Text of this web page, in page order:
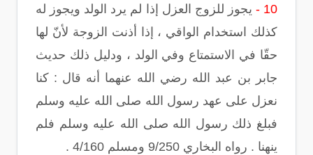
10 -
يجوز للزوج العزل إذا لم يرد الولد ويجوز له
كذلك استخدام الواقي ، إذا أذنت الزوجة لأنّ لها
حقّا في الاستمتاع وفي الولد ، ودليل ذلك حديث
جابر بن عبد الله رضي الله عنهما أنه قال : كنا
نعزل على عهد رسول الله صلى الله عليه وسلم
فبلغ ذلك رسول الله صلى الله عليه وسلم فلم
ينهنا . رواه البخاري 9/250 ومسلم 4/160 .